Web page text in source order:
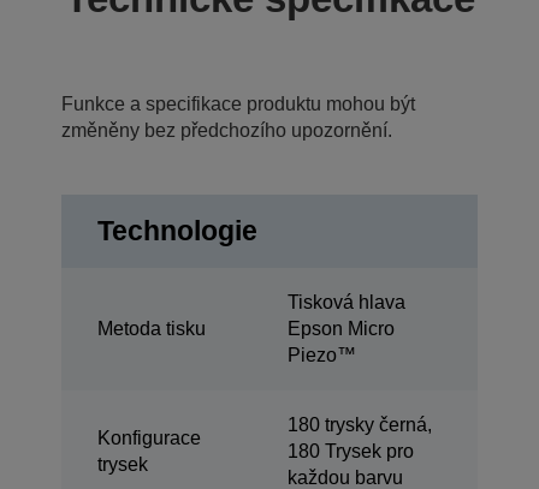
Funkce a specifikace produktu mohou být
změněny bez předchozího upozornění.
Technologie
Metoda tisku
Tisková hlava
Epson Micro
Piezo™
Konfigurace
trysek
180 trysky černá,
180 Trysek pro
každou barvu